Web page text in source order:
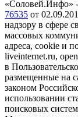
«Соловей.Инфо»
76535 от
надзору в сфере
массовых
адреса, cookie и
liveinternet.ru,
в
размещенные на
законом
использовании
поисковых